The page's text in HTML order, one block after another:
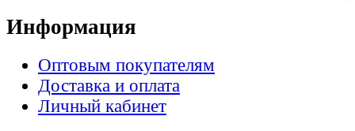
Информация
Оптовым покупателям
Доставка и оплата
Личный кабинет